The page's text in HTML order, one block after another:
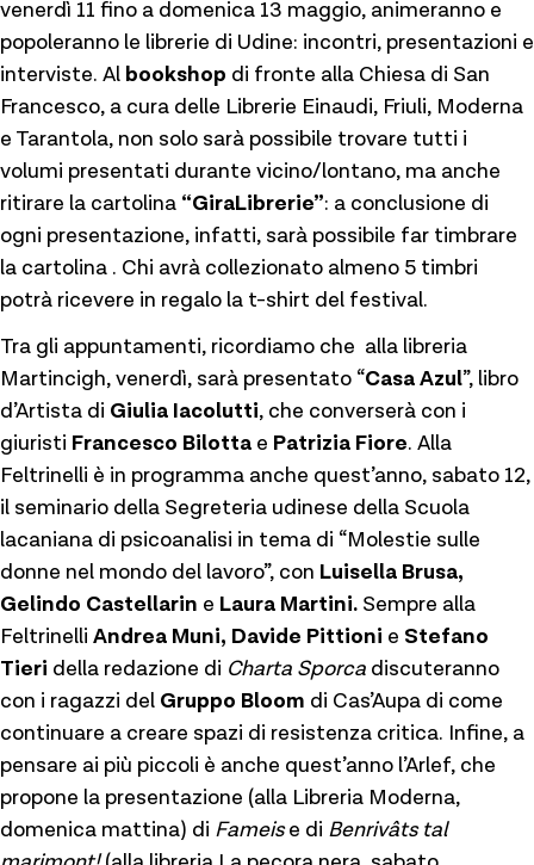
venerdì 11 fino a domenica 13 maggio, animeranno e
popoleranno le librerie di Udine: incontri, presentazioni e
interviste. Al bookshop di fronte alla Chiesa di San
Francesco, a cura delle Librerie Einaudi, Friuli, Moderna
e Tarantola, non solo sarà possibile trovare tutti i
volumi presentati durante vicino/lontano, ma anche
ritirare la cartolina “GiraLibrerie”: a conclusione di
ogni presentazione, infatti, sarà possibile far timbrare
la cartolina . Chi avrà collezionato almeno 5 timbri
potrà ricevere in regalo la t-shirt del festival.
Tra gli appuntamenti, ricordiamo che alla libreria
Martincigh, venerdì, sarà presentato “Casa Azul”, libro
d’Artista di Giulia Iacolutti, che converserà con i
giuristi Francesco Bilotta e Patrizia Fiore. Alla
Feltrinelli è in programma anche quest’anno, sabato 12,
il seminario della Segreteria udinese della Scuola
lacaniana di psicoanalisi in tema di “Molestie sulle
donne nel mondo del lavoro”, con Luisella Brusa,
Gelindo Castellarin e Laura Martini. Sempre alla
Feltrinelli Andrea Muni, Davide Pittioni e Stefano
Tieri della redazione di Charta Sporca discuteranno
con i ragazzi del Gruppo Bloom di Cas’Aupa di come
continuare a creare spazi di resistenza critica. Infine, a
pensare ai più piccoli è anche quest’anno l’Arlef, che
propone la presentazione (alla Libreria Moderna,
domenica mattina) di Fameise di Benrivâts tal